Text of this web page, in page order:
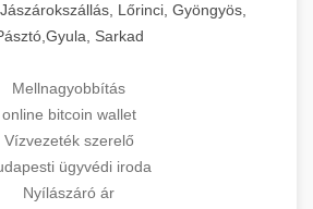
Lőrinci, Gyöngyös,
Sarkad
Mellnagyobbítás
online bitcoin wallet
Vízvezeték szerelő
ügyvédi iroda
Nyílászáró ár